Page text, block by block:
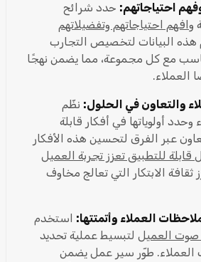
احتياجاتهم: حدد شرائح
و افهم احتياجاتهم وتفضيلاتهم
البيانات لتخصيص التجارب
مع كل مجموعة، مما يضمن نهجًا
العملاء.
والتعاون في الحلول: نظّم
أولوياتها في أفكار قابلة
عبر الفرق لتحسين هذه الأفكار
قابلة للتطبيق تعزز تجربة العميل
ثقافة الابتكار التي تعالج مخاوف
العملاء وأتمتتها: استخدم
صوت العميل لتبسيط عملية تحديد
العملاء. طوّر سير عمل يضمن